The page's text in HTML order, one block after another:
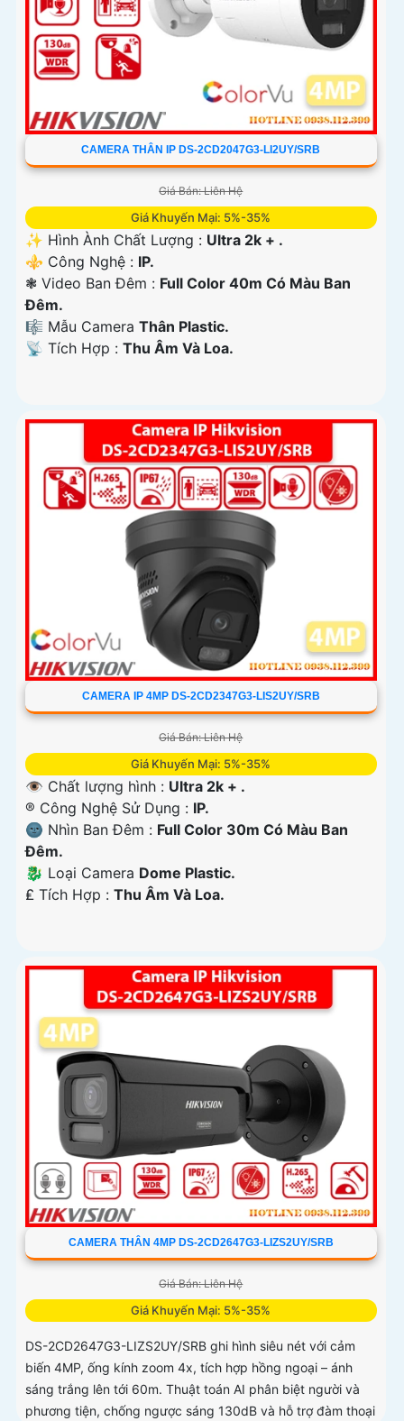
CAMERA THÂN IP DS-2CD2047G3-LI2UY/SRB
Giá Bán: Liên Hệ
Giá Khuyến Mại: 5%-35%
✨ Hình Ành Chất Lượng : Ultra 2k + .
⚜️ Công Nghệ : IP.
❃ Video Ban Đêm : Full Color 40m Có Màu Ban
Ðêm.
🎼️ Mẫu Camera Thân Plastic.
️📡 Tích Hợp : Thu Âm Và Loa.
CAMERA IP 4MP DS-2CD2347G3-LIS2UY/SRB
Giá Bán: Liên Hệ
Giá Khuyến Mại: 5%-35%
👁 Chất lượng hình : Ultra 2k + .
®️ Công Nghệ Sử Dụng : IP.
🌚 Nhìn Ban Đêm : Full Color 30m Có Màu Ban
Ðêm.
🐉️ Loại Camera Dome Plastic.
️₤ Tích Hợp : Thu Âm Và Loa.
CAMERA THÂN 4MP DS-2CD2647G3-LIZS2UY/SRB
Giá Bán: Liên Hệ
Giá Khuyến Mại: 5%-35%
DS-2CD2647G3-LIZS2UY/SRB ghi hình siêu nét với cảm
biến 4MP, ống kính zoom 4x, tích hợp hồng ngoại – ánh
sáng trắng lên tới 60m. Thuật toán AI phân biệt người và
phương tiện, chống ngược sáng 130dB và hỗ trợ đàm thoại